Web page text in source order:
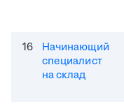
16
Начинающий
специалист
на склад